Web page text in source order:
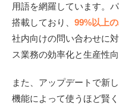
用語を網羅しています。
搭載しており、 99%以上
社内向けの問い合わせに
ス業務の効率化と生産性
また、アップデートで新
機能によって使うほど賢く